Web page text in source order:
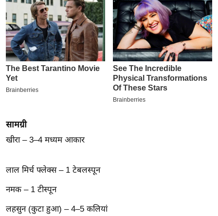
इ
म
ई
-
पे
प
र
ल
मि
ल
श
सामग्री
खीरा – 3–4 मध्यम आकार
लाल मिर्च फ्लेक्स – 1 टेबलस्पून
नमक – 1 टीस्पून
लहसुन (कुटा हुआ) – 4–5 कलियां